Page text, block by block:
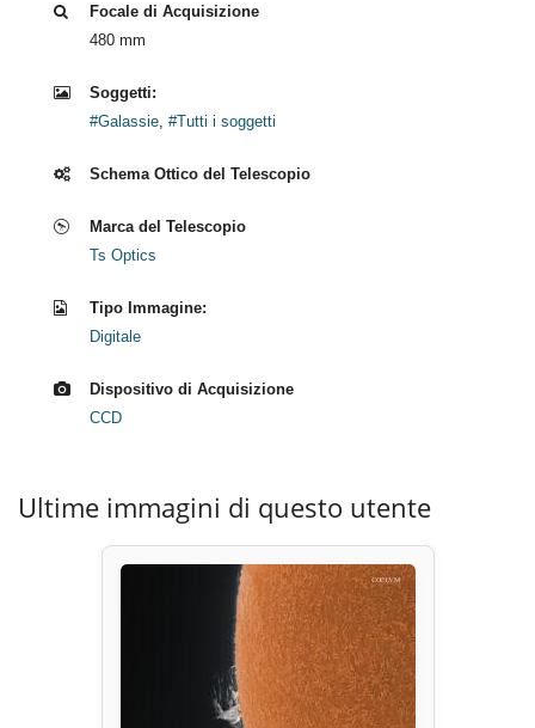
Focale di Acquisizione
480 mm
Soggetti:
#Galassie #Tutti i soggetti
Schema Ottico del Telescopio
Marca del Telescopio
Ts Optics
Tipo Immagine:
Digitale
Dispositivo di Acquisizione
CCD
Ultime immagini di questo utente